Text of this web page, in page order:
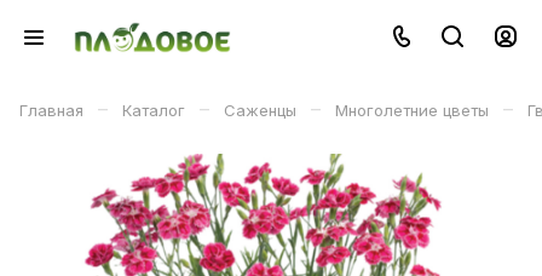
Главная – Каталог – Саженцы – Многолетние цветы –